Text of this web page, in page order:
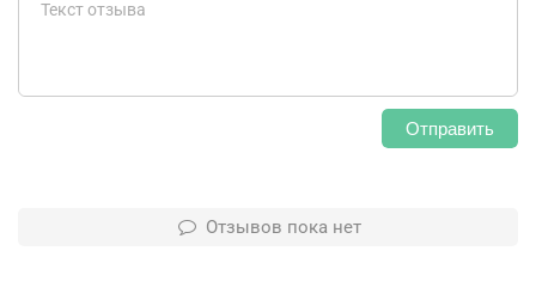
Отправить
Отзывов пока нет